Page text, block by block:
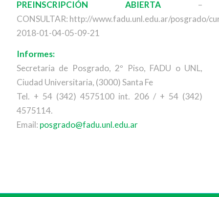
PREINSCRIPCIÓN ABIERTA –
CONSULTAR: http://www.fadu.unl.edu.ar/posgrado/
2018-01-04-05-09-21
Informes:
Secretaria de Posgrado, 2º Piso, FADU o UNL,
Ciudad Universitaria, (3000) Santa Fe
Tel. + 54 (342) 4575100 int. 206 / + 54 (342)
4575114.
Email: posgrado@fadu.unl.edu.ar